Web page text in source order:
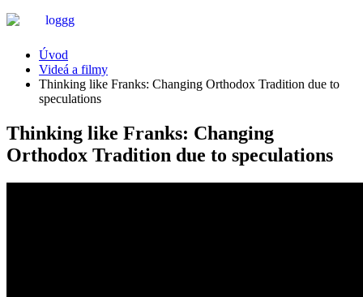
Úvod
Videá a filmy
Thinking like Franks: Changing Orthodox Tradition due to
speculations
Thinking like Franks: Changing
Orthodox Tradition due to speculations